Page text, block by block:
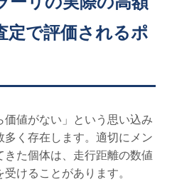
定で評価されるポ
価値がない」という思い込み
く存在します。適切にメン
た個体は、走行距離の数値
けることがあります。